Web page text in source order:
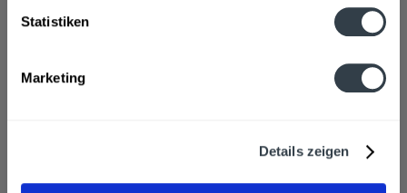
Statistiken
Marketing
Details zeigen
Eichbaum Braumeisters Limonade Zitrone-Hefe...
ab 15,59 € *+4,50 € Pfand